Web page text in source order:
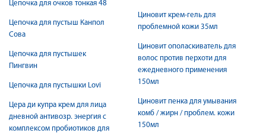
Цепочка для очков тонкая 48
Цепочка для пустыш Канпол
Сова
Цепочка для пустышек
Пингвин
Цепочка для пустышки Lovi
Цера ди купра крем для лица
дневной антивозр. энергия с
комплексом пробиотиков для
Циновит крем-гель для
проблемной кожи 35мл
Циновит ополаскиватель для
волос против перхоти для
ежедневного применения
150мл
Циновит пенка для умывания
комб / жирн / проблем. кожи
150мл